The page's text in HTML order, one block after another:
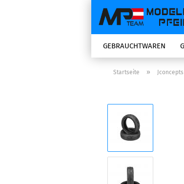
GEBRAUCHTWAREN
Startseite »